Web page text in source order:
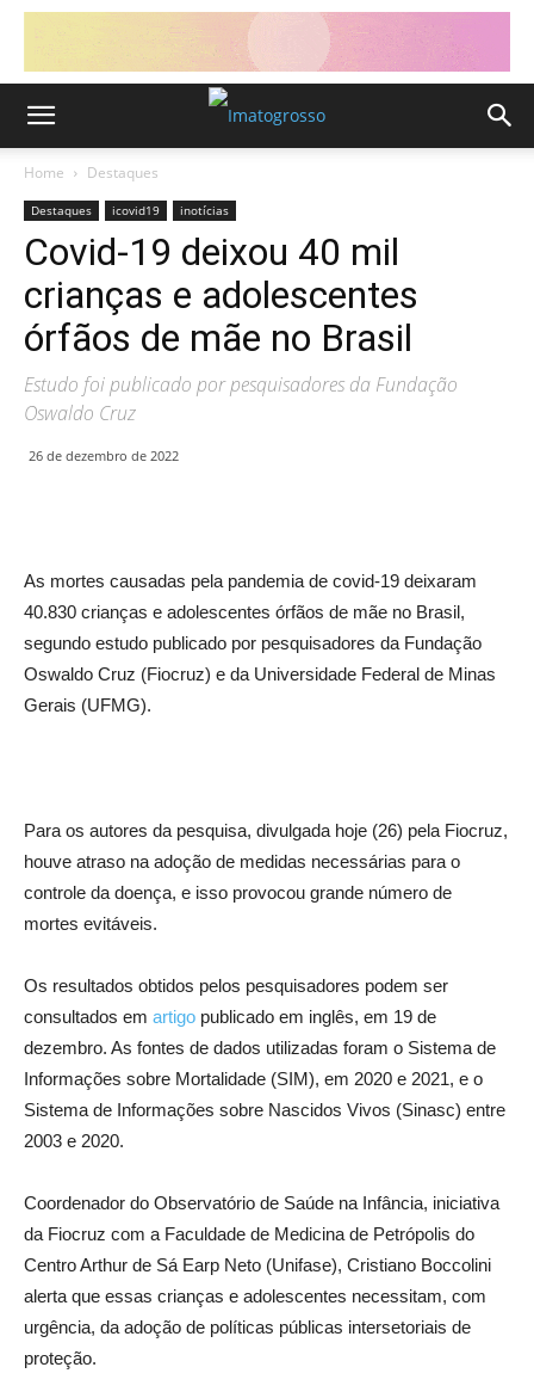
Home Destaques
Destaques icovid19 inotícias
Covid-19 deixou 40 mil
crianças e adolescentes
órfãos de mãe no Brasil
Estudo foi publicado por pesquisadores da Fundação
Oswaldo Cruz
26 de dezembro de 2022
As mortes causadas pela pandemia de covid-19 deixaram
40.830 crianças e adolescentes órfãos de mãe no Brasil,
segundo estudo publicado por pesquisadores da Fundação
Oswaldo Cruz (Fiocruz) e da Universidade Federal de Minas
Gerais (UFMG).
Para os autores da pesquisa, divulgada hoje (26) pela Fiocruz,
houve atraso na adoção de medidas necessárias para o
controle da doença, e isso provocou grande número de
mortes evitáveis.
Os resultados obtidos pelos pesquisadores podem ser
consultados em artigo publicado em inglês, em 19 de
dezembro. As fontes de dados utilizadas foram o Sistema de
Informações sobre Mortalidade (SIM), em 2020 e 2021, e o
Sistema de Informações sobre Nascidos Vivos (Sinasc) entre
2003 e 2020.
Coordenador do Observatório de Saúde na Infância, iniciativa
da Fiocruz com a Faculdade de Medicina de Petrópolis do
Centro Arthur de Sá Earp Neto (Unifase), Cristiano Boccolini
alerta que essas crianças e adolescentes necessitam, com
urgência, da adoção de políticas públicas intersetoriais de
proteção.